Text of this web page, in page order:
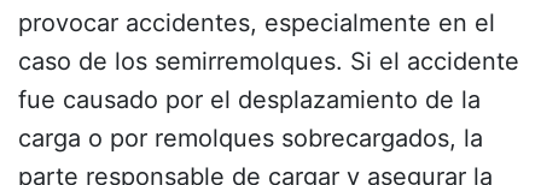
provocar accidentes, especialmente en el
caso de los semirremolques. Si el accidente
fue causado por el desplazamiento de la
carga o por remolques sobrecargados, la
parte responsable de cargar y asegurar la